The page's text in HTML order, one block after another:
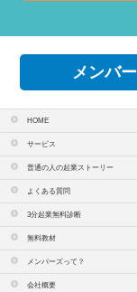
メンバ
HOME
サービス
普通の人の起業ストーリー
よくある質問
3分起業無料診断
無料教材
メンバーズって？
会社概要